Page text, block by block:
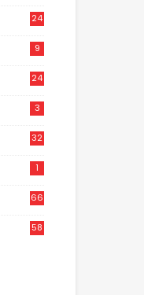
24
9
24
3
32
1
66
58